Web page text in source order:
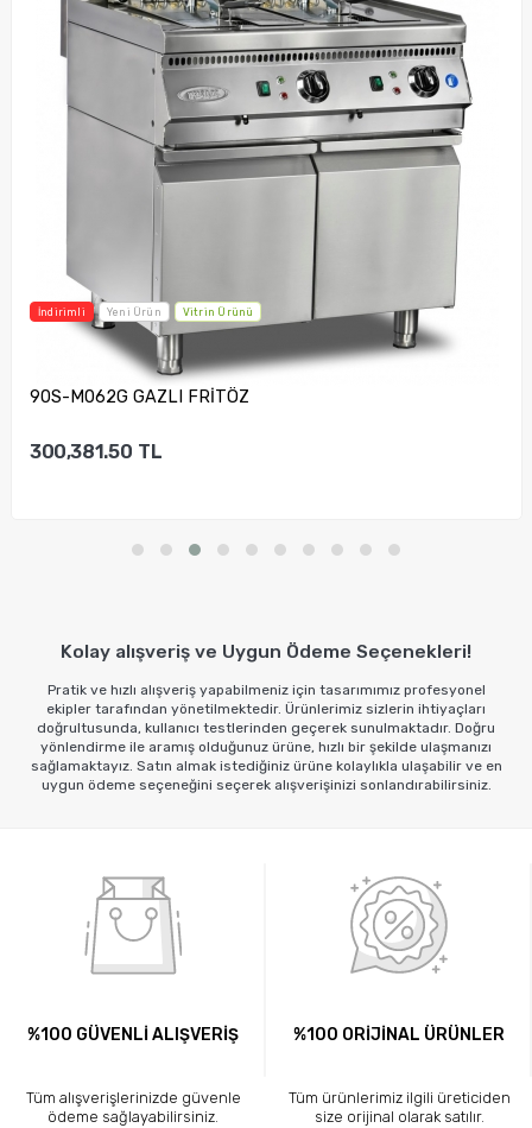
İndirimli Yeni Ürün Vitrin Ürünü
90S-M062G GAZLI FRİTÖZ
300,381.50 TL
Kolay alışveriş ve Uygun Ödeme Seçenekleri!
Pratik ve hızlı alışveriş yapabilmeniz için tasarımımız profesyonel
ekipler tarafından yönetilmektedir. Ürünlerimiz sizlerin ihtiyaçları
doğrultusunda, kullanıcı testlerinden geçerek sunulmaktadır. Doğru
yönlendirme ile aramış olduğunuz ürüne, hızlı bir şekilde ulaşmanızı
sağlamaktayız. Satın almak istediğiniz ürüne kolaylıkla ulaşabilir ve en
uygun ödeme seçeneğini seçerek alışverişinizi sonlandırabilirsiniz.
%100 GÜVENLİ ALIŞVERİŞ
Tüm alışverişlerinizde güvenle
ödeme sağlayabilirsiniz.
%100 ORİJİNAL ÜRÜNLER
Tüm ürünlerimiz ilgili üreticiden
size orijinal olarak satılır.